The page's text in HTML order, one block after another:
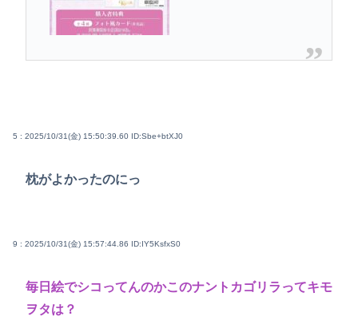
5 : 2025/10/31(金) 15:50:39.60 ID:Sbe+btXJ0
枕がよかったのにっ
9 : 2025/10/31(金) 15:57:44.86 ID:IY5KsfxS0
毎日絵でシコってんのかこのナントカゴリラってキモ
ヲタは？